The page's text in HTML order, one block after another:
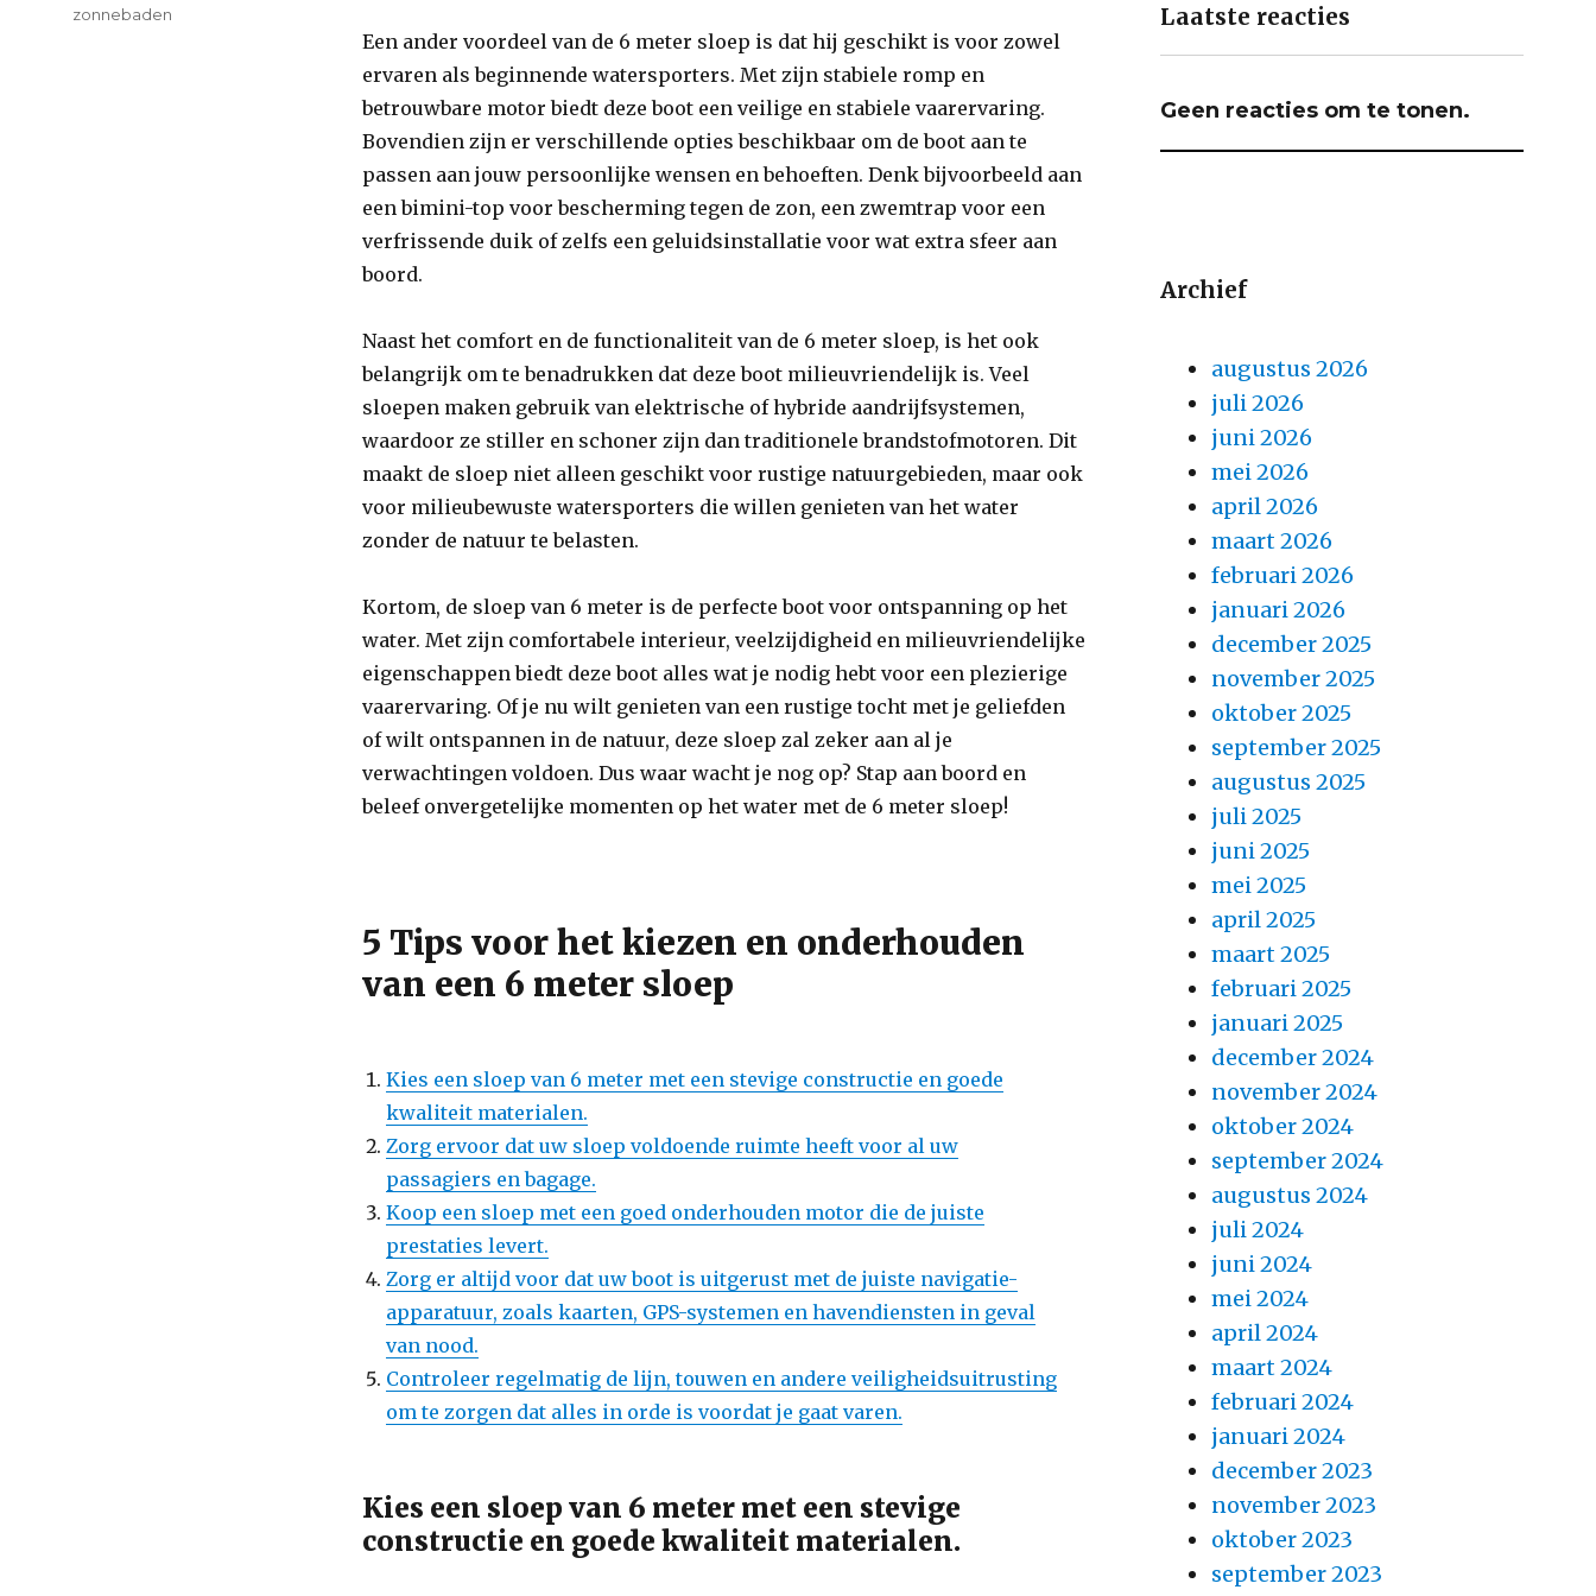
Een ander voordeel van de 6 meter sloep is dat hij geschikt is voor zowel
ervaren als beginnende watersporters. Met zijn stabiele romp en
betrouwbare motor biedt deze boot een veilige en stabiele vaarervaring.
Bovendien zijn er verschillende opties beschikbaar om de boot aan te
passen aan jouw persoonlijke wensen en behoeften. Denk bijvoorbeeld aan
een bimini-top voor bescherming tegen de zon, een zwemtrap voor een
verfrissende duik of zelfs een geluidsinstallatie voor wat extra sfeer aan
boord.
Naast het comfort en de functionaliteit van de 6 meter sloep, is het ook
belangrijk om te benadrukken dat deze boot milieuvriendelijk is. Veel
sloepen maken gebruik van elektrische of hybride aandrijfsystemen,
waardoor ze stiller en schoner zijn dan traditionele brandstofmotoren. Dit
maakt de sloep niet alleen geschikt voor rustige natuurgebieden, maar ook
voor milieubewuste watersporters die willen genieten van het water
zonder de natuur te belasten.
Kortom, de sloep van 6 meter is de perfecte boot voor ontspanning op het
water. Met zijn comfortabele interieur, veelzijdigheid en milieuvriendelijke
eigenschappen biedt deze boot alles wat je nodig hebt voor een plezierige
vaarervaring. Of je nu wilt genieten van een rustige tocht met je geliefden
of wilt ontspannen in de natuur, deze sloep zal zeker aan al je
verwachtingen voldoen. Dus waar wacht je nog op? Stap aan boord en
beleef onvergetelijke momenten op het water met de 6 meter sloep!
5 Tips voor het kiezen en onderhouden
van een 6 meter sloep
Kies een sloep van 6 meter met een stevige constructie en goede
kwaliteit materialen.
Zorg ervoor dat uw sloep voldoende ruimte heeft voor al uw
passagiers en bagage.
Koop een sloep met een goed onderhouden motor die de juiste
prestaties levert.
Zorg er altijd voor dat uw boot is uitgerust met de juiste navigatie-
apparatuur, zoals kaarten, GPS-systemen en havendiensten in geval
van nood.
Controleer regelmatig de lijn, touwen en andere veiligheidsuitrusting
om te zorgen dat alles in orde is voordat je gaat varen.
Kies een sloep van 6 meter met een stevige
constructie en goede kwaliteit materialen.
zonnebaden
Laatste reacties
Geen reacties om te tonen.
Archief
augustus 2026
juli 2026
juni 2026
mei 2026
april 2026
maart 2026
februari 2026
januari 2026
december 2025
november 2025
oktober 2025
september 2025
augustus 2025
juli 2025
juni 2025
mei 2025
april 2025
maart 2025
februari 2025
januari 2025
december 2024
november 2024
oktober 2024
september 2024
augustus 2024
juli 2024
juni 2024
mei 2024
april 2024
maart 2024
februari 2024
januari 2024
december 2023
november 2023
oktober 2023
september 2023